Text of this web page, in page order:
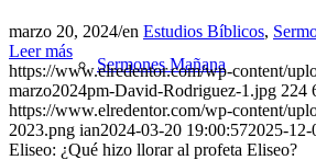
Sermones Mañana
marzo 20, 2024/en Estudios Bíblicos,
Leer más
https://www.elredentor.com/wp-content/
marzo2024pm-David-Rodriguez-1.jpg 224
https://www.elredentor.com/wp-content/
2023.png ian2024-03-20 19:00:572025-
Eliseo: ¿Qué hizo llorar al profeta Eliseo?